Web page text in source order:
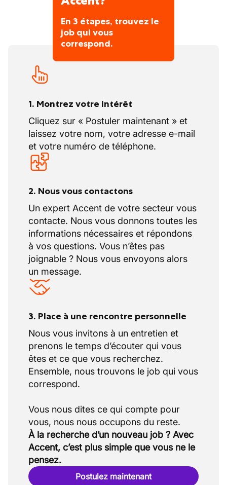
digitaux performants avec une approche
personnalisée, nous réagissons rapidement
et gardons toujours une longueur dʼavance.
• Grâce à l'offre la plus étendue : le plus
grand réseau dʼagences en Belgique, une
forte présence en ligne et des entreprises
soeurs comme Nowjobs et CTRL-F ; nous
candidat, sous nʼimporte quelle forme de
contrat.
C'est ce qui fait depuis 30 ans que nous
sommes le meilleur partenaire de
recrutement en Belgique.
Curieux d'en savoir plus?
bureaux/accent-food-horeca-namur ou
appelez-nous au 081/83.05.25
En 3 étapes, trouvez le
job qui vous
correspond.
1. Montrez votre intérêt
Cliquez sur « Postuler maintenant » et
laissez votre nom, votre adresse e-mail
et votre numéro de téléphone.
2. Nous vous contactons
Un expert Accent de votre secteur vous
contacte. Nous vous donnons toutes les
informations nécessaires et répondons
à vos questions. Vous n’êtes pas
joignable ? Nous vous envoyons alors
un message.
3. Place à une rencontre personnelle
Nous vous invitons à un entretien et
prenons le temps d’écouter qui vous
êtes et ce que vous recherchez.
Ensemble, nous trouvons le job qui vous
correspond.
Vous nous dites ce qui compte pour
À la recherche d’un nouveau job ? Avec
Accent, c’est plus simple que vous ne le
pensez.
Postulez maintenant